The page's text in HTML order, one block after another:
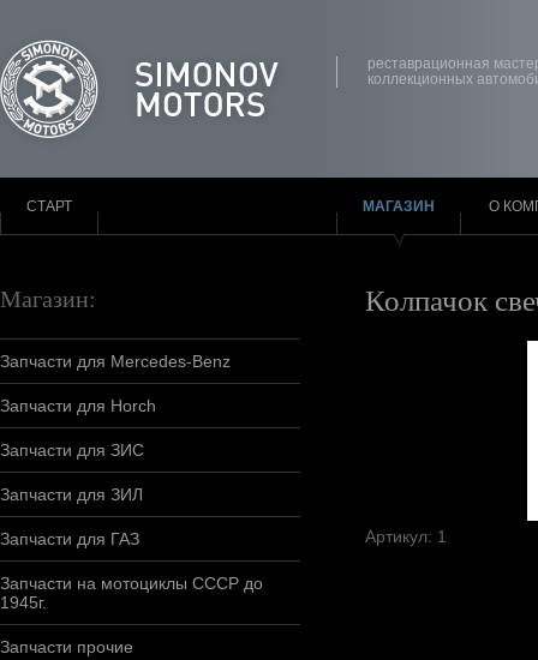
реставрационная
коллекционных
СТАРТ МАГАЗИН О
Магазин:
Запчасти для Mercedes-Benz
Запчасти для Horch
Запчасти для ЗИС
Запчасти для ЗИЛ
Запчасти для ГАЗ
Запчасти на мотоциклы СССР до
1945г.
Запчасти прочие
Колпачок
Артикул: 1